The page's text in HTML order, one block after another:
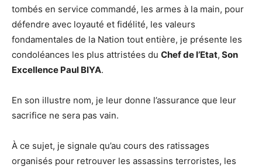
tombés en service commandé, les armes à la main, pour
défendre avec loyauté et fidélité, les valeurs
fondamentales de la Nation tout entière, je présente les
condoléances les plus attristées du Chef de l’Etat, Son
Excellence Paul BIYA.
En son illustre nom, je leur donne l’assurance que leur
sacrifice ne sera pas vain.
À ce sujet, je signale qu’au cours des ratissages
organisés pour retrouver les assassins terroristes, les